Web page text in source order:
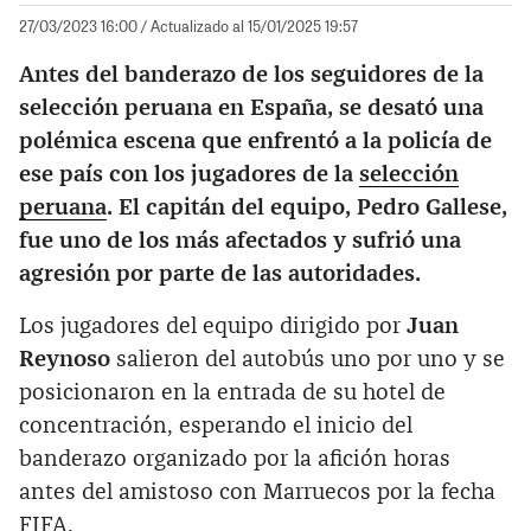
27/03/2023 16:00/ Actualizado al 15/01/2025 19:57
Antes del banderazo de los seguidores de la
selección peruana en España, se desató una
polémica escena que enfrentó a la policía de
ese país con los jugadores de la selección
peruana. El capitán del equipo, Pedro Gallese,
fue uno de los más afectados y sufrió una
agresión por parte de las autoridades.
Los jugadores del equipo dirigido por Juan
Reynoso salieron del autobús uno por uno y se
posicionaron en la entrada de su hotel de
concentración, esperando el inicio del
banderazo organizado por la afición horas
antes del amistoso con Marruecos por la fecha
FIFA.